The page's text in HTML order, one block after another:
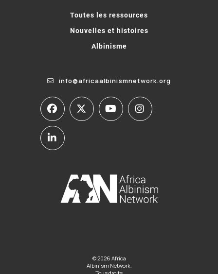
Toutes les ressources
Nouvelles et histoires
Albinisme
info@africaalbinismnetwork.org
© 2026 Africa
Albinism Network.